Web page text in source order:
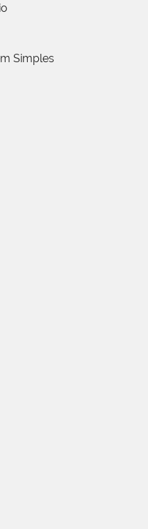
Simples